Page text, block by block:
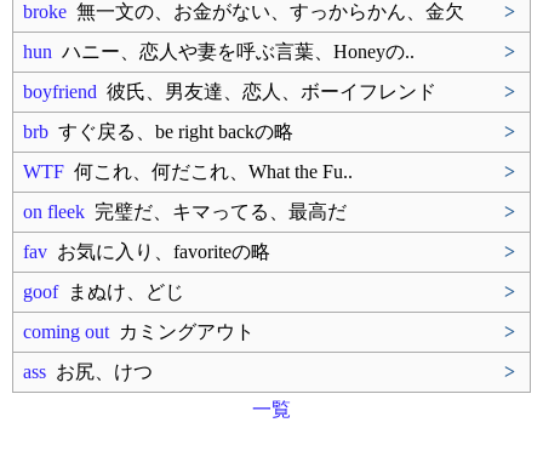
broke 無一文の、お金がない、すっからかん、金欠
>
hun ハニー、恋人や妻を呼ぶ言葉、Honeyの..
>
boyfriend 彼氏、男友達、恋人、ボーイフレンド
>
brb すぐ戻る、be right backの略
>
WTF 何これ、何だこれ、What the Fu..
>
on fleek 完璧だ、キマってる、最高だ
>
fav お気に入り、favoriteの略
>
goofまぬけ、どじ
>
coming out カミングアウト
>
ass お尻、けつ
>
一覧